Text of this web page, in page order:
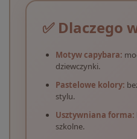
✅ Dlaczego
Motyw capybara:
dziewczynki.
Pastelowe kolory:
stylu.
Usztywniana forma:
szkolne.